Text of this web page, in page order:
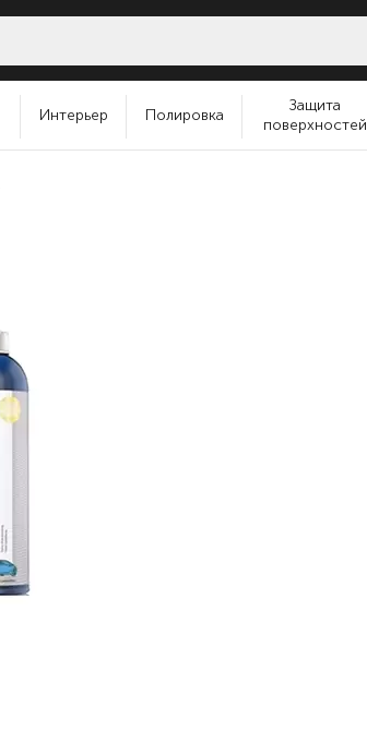
Интерьер Полировка
Защита
поверхностей